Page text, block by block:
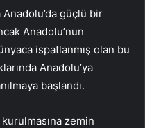
güçlü bir
Anadolu’nun
ispatlanmış olan bu
Anadolu’ya
başlandı.
zemin